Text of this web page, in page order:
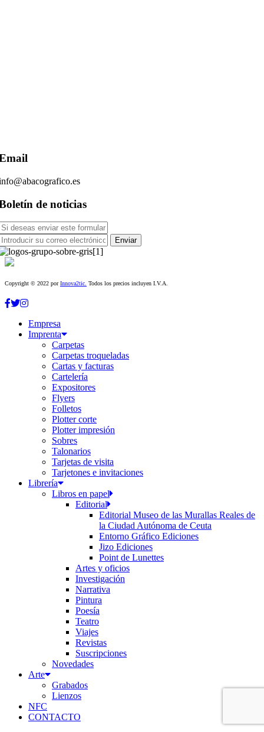
de noticias
Copyright © 2022 porInnova2tic. Todos los precios incluyen I.V.A.
Empresa
Imprenta
Carpetas
Carpetas troqueladas
Cartas y facturas
Cartelería
Expositores
Flyers
Folletos
Plotter corte
Plotter impresión
Sobres
Talonarios
Tarjetas de visita
Tarjetones e invitaciones
Librería
Libros en papel
Editorial
Editorial Museo de las Murallas Reales de
la Ciudad Autónoma de Ceuta
Entorno Gráfico Ediciones
Jizo Ediciones
Point de Lunettes
Artes y oficios
Investigación
Narrativa
Pintura
Poesía
Teatro
Viajes
Revistas
Suscripciones
Novedades
Arte
Grabados
Lienzos
NFC
CONTACTO